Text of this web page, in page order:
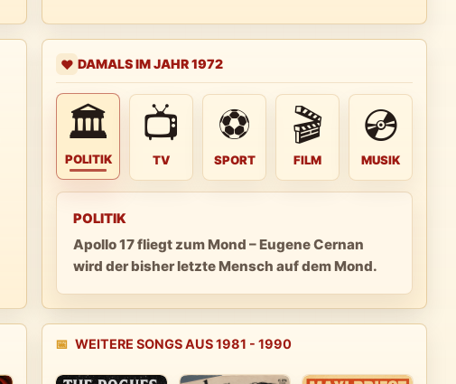
❤️ DAMALS IM JAHR 1972
🏛
POLITIK
📺
TV
⚽
SPORT
🎬
FILM
💿
MUSIK
POLITIK
Apollo 17 fliegt zum Mond – Eugene Cernan
wird der bisher letzte Mensch auf dem Mond.
📅 WEITERE SONGS AUS 1981 - 1990